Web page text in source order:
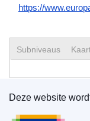
https://
Subniveaus
Bureau voor
Deze website